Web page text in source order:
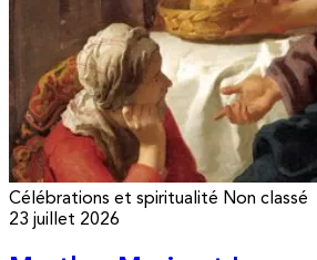
Célébrations et spiritualité Non classé
23 juillet 2026